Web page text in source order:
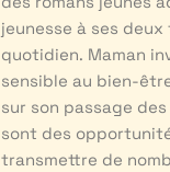
jeunesse à ses
quotidien. Maman
sensible au bien-
sur son passage
sont des
transmettre de